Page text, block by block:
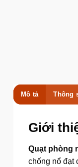
Mô tả Thông
Giới
Quạt phòng
chống nổ đạt